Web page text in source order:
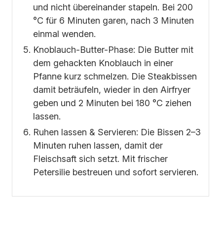
und nicht übereinander stapeln. Bei 200
°C für 6 Minuten garen, nach 3 Minuten
einmal wenden.
Knoblauch-Butter-Phase: Die Butter mit
dem gehackten Knoblauch in einer
Pfanne kurz schmelzen. Die Steakbissen
damit beträufeln, wieder in den Airfryer
geben und 2 Minuten bei 180 °C ziehen
lassen.
Ruhen lassen & Servieren: Die Bissen 2–3
Minuten ruhen lassen, damit der
Fleischsaft sich setzt. Mit frischer
Petersilie bestreuen und sofort servieren.